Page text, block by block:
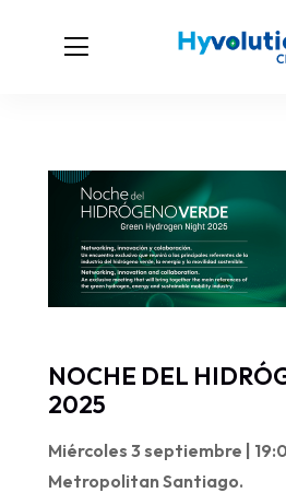
NOCHE DEL
2025
Miércoles 3 septiembre |
Metropolitan Santiago.